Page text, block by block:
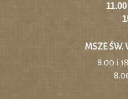
11.00
MSZE ŚW.
8.00 i